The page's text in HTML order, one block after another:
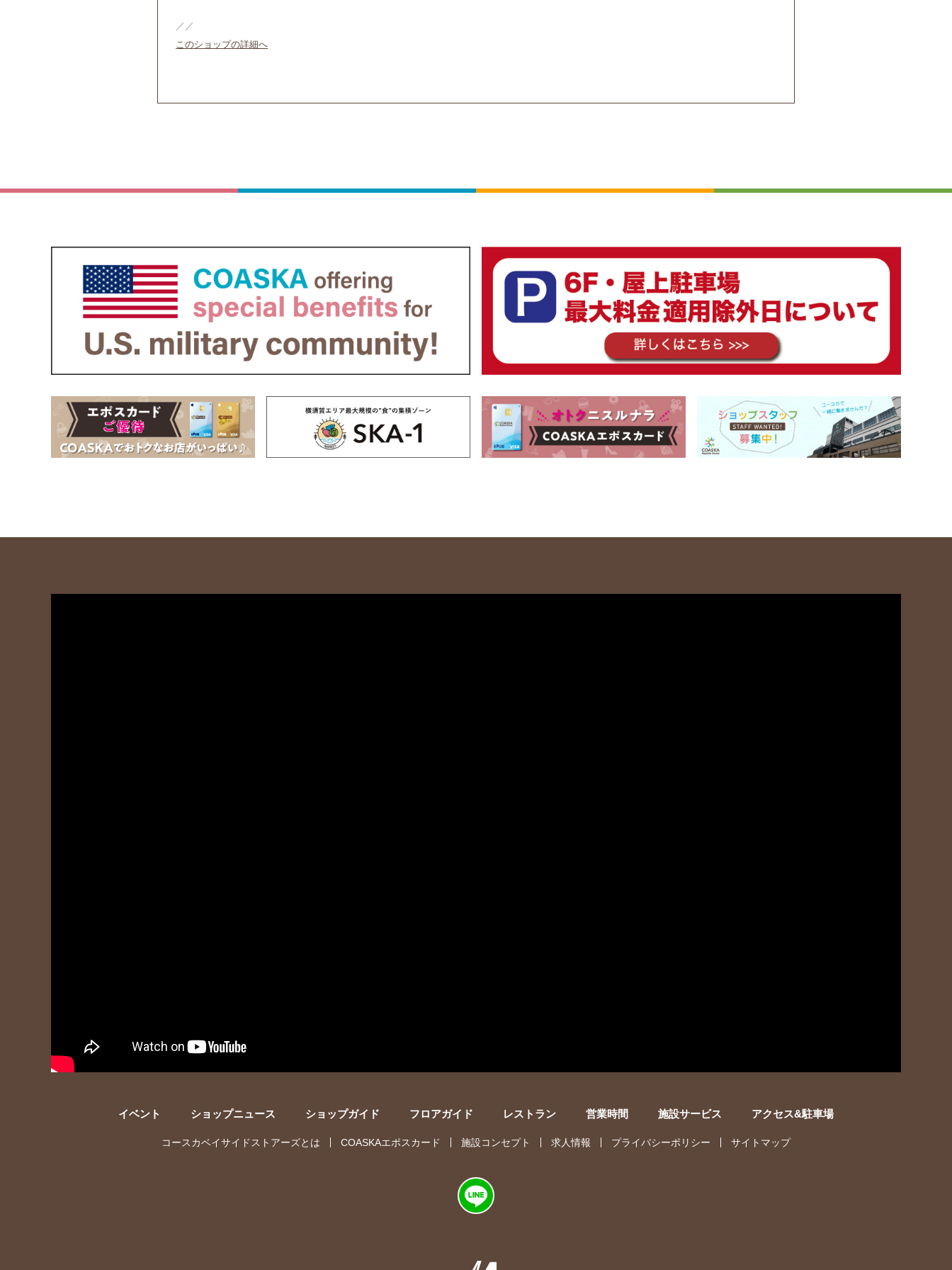
／／
このショップの詳細へ
イベント ショップニュース ショップガイド フロアガイド レストラン 営業時間 施設サービス アクセス&駐車場
コースカベイサイドストアーズとは COASKAエポスカード 施設コンセプト 求人情報 プライバシーポリシー サイトマップ